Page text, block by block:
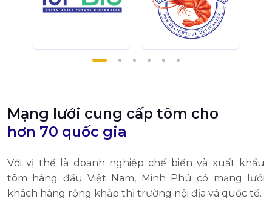
Mạng lưới cung cấp tôm cho
hơn 70 quốc gia
Với vị thế là doanh nghiệp chế biến và xuất khẩu
tôm hàng đầu Việt Nam, Minh Phú có mạng lưới
khách hàng rộng khắp thị trường nội địa và quốc tế.